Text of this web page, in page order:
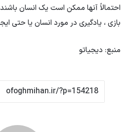
احتمالاً آنها ممکن است یک انسان
بازی ، یادگیری در مورد انسان یا حتی
منبع: دیجیاتو